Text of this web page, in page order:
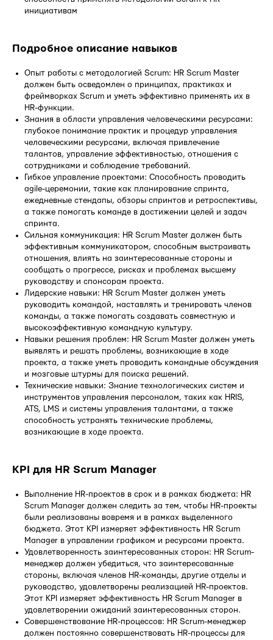
инициативам
Подробное описание навыков
Опыт работы с методологией Scrum: HR Scrum Master
должен быть осведомлен о принципах, практиках и
фреймворках Scrum и уметь эффективно применять их в
HR-функции.
Знания в области управления человеческими ресурсами:
глубокое понимание практик и процедур управления
человеческими ресурсами, включая привлечение
талантов, управление эффективностью, отношения с
сотрудниками и соблюдение требований.
Гибкое управление проектами: Способность проводить
agile-церемонии, такие как планирование спринта,
ежедневные стендапы, обзоры спринтов и ретроспективы,
а также помогать команде в достижении целей и задач
спринта.
Сильная коммуникация: HR Scrum Master должен быть
эффективным коммуникатором, способным выстраивать
отношения, влиять на заинтересованные стороны и
сообщать о прогрессе, рисках и проблемах высшему
руководству и спонсорам проекта.
Лидерские навыки: HR Scrum Master должен уметь
руководить командой, наставлять и тренировать членов
команды, а также помогать создавать совместную и
высокоэффективную командную культуру.
Навыки решения проблем: HR Scrum Master должен уметь
выявлять и решать проблемы, возникающие в ходе
проекта, а также уметь проводить командные обсуждения
и мозговые штурмы для поиска решений.
Технические навыки: Знание технологических систем и
инструментов управления персоналом, таких как HRIS,
ATS, LMS и системы управления талантами, а также
способность устранять технические проблемы,
возникающие в ходе проекта.
KPI для HR Scrum Manager
Выполнение HR-проектов в срок и в рамках бюджета: HR
Scrum Manager должен следить за тем, чтобы HR-проекты
были реализованы вовремя и в рамках выделенного
бюджета. Этот KPI измеряет эффективность HR Scrum
Manager в управлении графиком и ресурсами проекта.
Удовлетворенность заинтересованных сторон: HR Scrum-
менеджер должен убедиться, что заинтересованные
стороны, включая членов HR-команды, другие отделы и
руководство, удовлетворены реализацией HR-проектов.
Этот KPI измеряет эффективность HR Scrum Manager в
удовлетворении ожиданий заинтересованных сторон.
Совершенствование HR-процессов: HR Scrum-менеджер
должен постоянно совершенствовать HR-процессы для